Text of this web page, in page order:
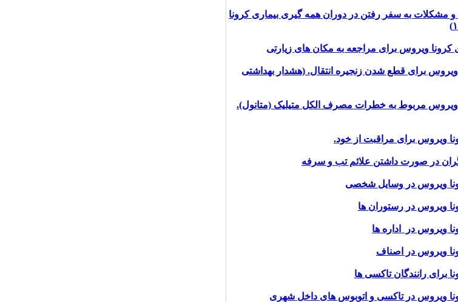
به سفر رفتن در دوران همه گیری بیماری کرونا
ویروس برای مراجعه به مکان های زیارتی
برای قطع شدن زنجیره انتقال. (هشدار بهداشتی
ویروس مربوط به خطرات مصرف الکل متیلیک (متانول).